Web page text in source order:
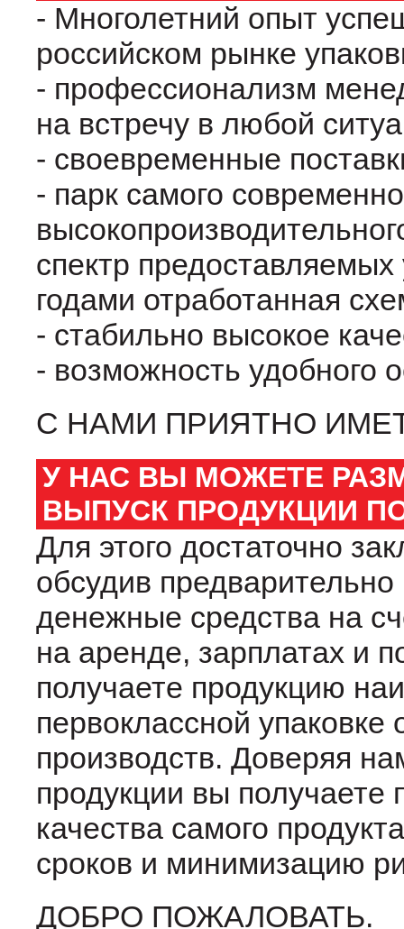
- Многолетний опыт
российском рынке
- профессионализм
на встречу в любой
- своевременные
- парк самого
спектр
годами отработанная
- стабильно высокое
- возможность удобного
С НАМИ ПРИЯТНО
У НАС ВЫ МОЖЕТЕ
ВЫПУСК ПРОДУКЦИИ
Для этого достаточно
обсудив
денежные средства на
на аренде, зарплатах и
получаете продукцию
первоклассной
производств. Доверяя
продукции вы получаете
качества самого
сроков и минимизацию
ДОБРО ПОЖАЛОВАТЬ.